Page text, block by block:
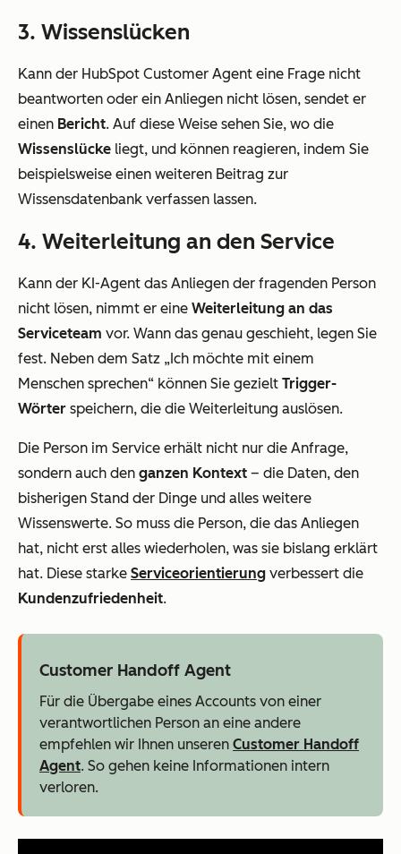
3. Wissenslücken
Kann der HubSpot Customer Agent eine Frage nicht
beantworten oder ein Anliegen nicht lösen, sendet er
einen Bericht. Auf diese Weise sehen Sie, wo die
Wissenslücke liegt, und können reagieren, indem Sie
beispielsweise einen weiteren Beitrag zur
Wissensdatenbank verfassen lassen.
4. Weiterleitung an den Service
Kann der KI-Agent das Anliegen der fragenden Person
nicht lösen, nimmt er eine Weiterleitung an das
Serviceteam vor. Wann das genau geschieht, legen Sie
fest. Neben dem Satz „Ich möchte mit einem
Menschen sprechen“ können Sie gezielt Trigger-
Wörter speichern, die die Weiterleitung auslösen.
Die Person im Service erhält nicht nur die Anfrage,
sondern auch den ganzen Kontext – die Daten, den
bisherigen Stand der Dinge und alles weitere
Wissenswerte. So muss die Person, die das Anliegen
hat, nicht erst alles wiederholen, was sie bislang erklärt
hat. Diese starke Serviceorientierung verbessert die
Kundenzufriedenheit.
Customer Handoff Agent
Für die Übergabe eines Accounts von einer
verantwortlichen Person an eine andere
empfehlen wir Ihnen unseren Customer Handoff
Agent. So gehen keine Informationen intern
verloren.